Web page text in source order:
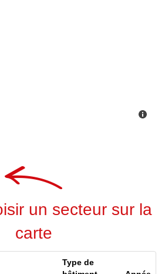
un secteur sur la
carte
Type de